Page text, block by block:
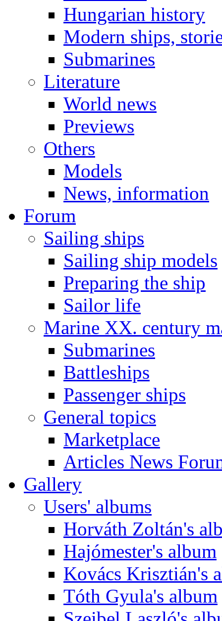
Hungarian history
Modern ships,
Submarines
Literature
World news
Previews
Others
Models
News, information
Forum
Sailing ships
Sailing ship models
Preparing the ship
Sailor life
Marine XX. century
Submarines
Battleships
Passenger ships
General topics
Marketplace
Articles News
Gallery
Users' albums
Horváth Zoltán's
Hajómester's album
Kovács Krisztián's
Tóth Gyula's album